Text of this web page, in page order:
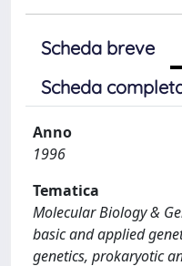
Scheda breve
Scheda
Anno
1996
Tematica
Molecular Biology &
basic and applied
genetics, prokaryotic